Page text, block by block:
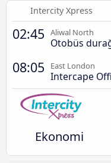
Intercity Xpress
02:45 Aliwal North
Otobüs
08:05 East London
Intercape
Ekonomi